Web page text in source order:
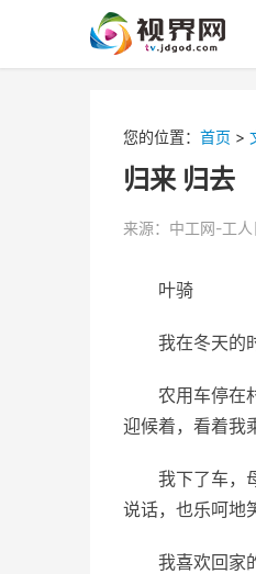
您的位置： 首页 >
归来 归去
来源：中工网-工人
叶骑
我在冬天的
农用车停在
迎候着，看着我
我下了车，
说话，也乐呵地
我喜欢回家